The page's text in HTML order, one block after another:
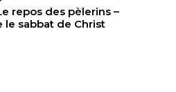
repos des pèlerins –
le sabbat de Christ